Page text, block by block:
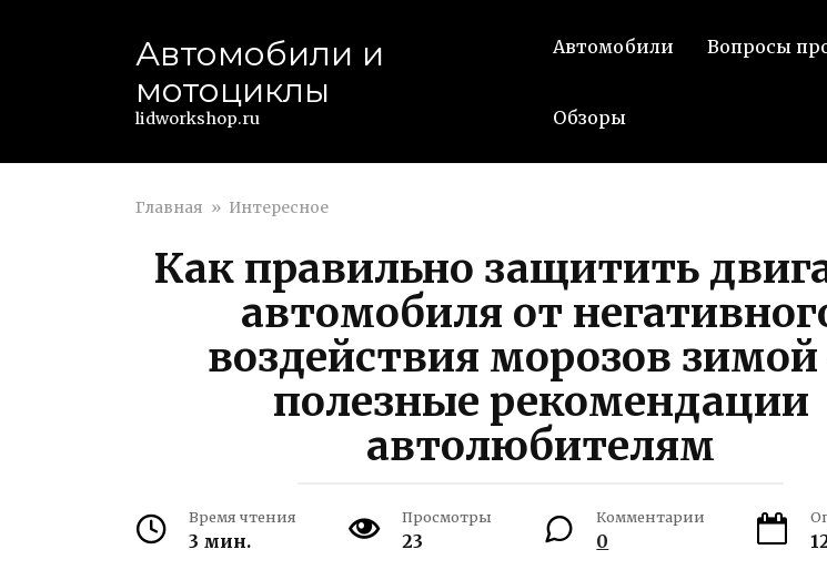
Автомобили и
мотоциклы
lidworkshop.ru
Автомобили Вопросы
Обзоры
Главная » Интересное
Как правильно защитить
автомобиля от
воздействия морозов
полезные рекомендации
автолюбителям
Время чтения
3 мин.
Просмотры
23
Комментарии
0